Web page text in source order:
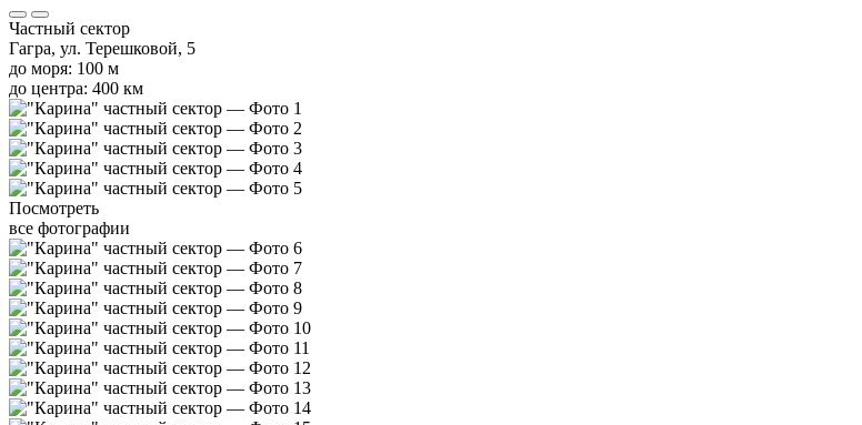
Частный сектор
Гагра, ул. Терешковой, 5
до моря: 100 м
до центра: 400 км
Посмотреть
все фотографии